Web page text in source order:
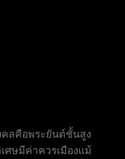
ลคือพระยันต์ชั้นสูง
ศษมีค่าควรเมืองแม้